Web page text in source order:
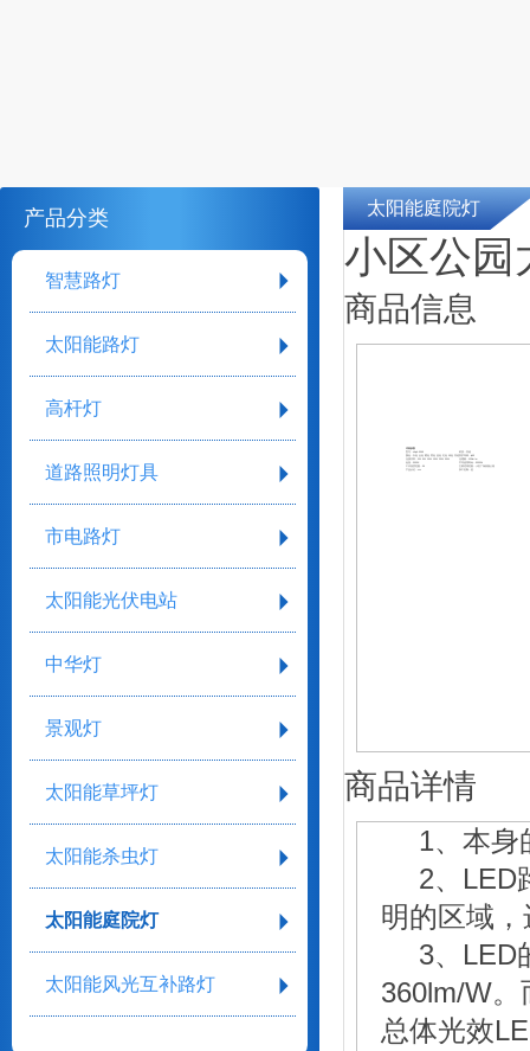
产品分类
智慧路灯
太阳能路灯
高杆灯
道路照明灯具
市电路灯
太阳能光伏电站
中华灯
景观灯
太阳能草坪灯
太阳能杀虫灯
太阳能庭院灯
太阳能风光互补路灯
太阳能庭院灯
小区公园
商品信息
商品详情
1、本
2、LED
明的区域
3、LED
360lm/W
总体光效